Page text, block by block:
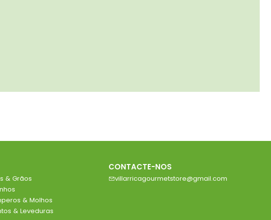
& Grãos
& Molhos
& Leveduras
CONTACTE-NOS
villarricagourmetstore@gmail.com